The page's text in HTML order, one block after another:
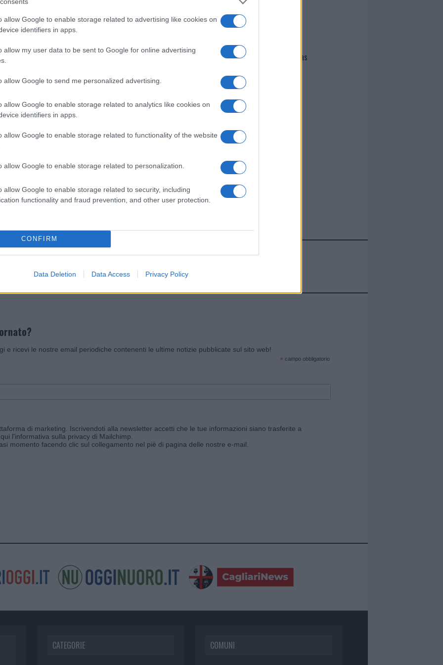
allow Google to enable storage related to advertising like cookies on
identifiers in apps.
allow my user data to be sent to Google for online advertising
allow Google to send me personalized advertising.
allow Google to enable storage related to analytics like cookies on
identifiers in apps.
allow Google to enable storage related to functionality of the website
allow Google to enable storage related to personalization.
allow Google to enable storage related to security, including
functionality and fraud prevention, and other user protection.
CONFIRM
Data Deletion Data Access Privacy Policy
nella sezione
Notizie Gallura
Prossimo articolo
I nostri cari
Giovannimaria Cabras
e ricevi le nostre email periodiche contenenti le ultime notizie pubblicate sul sito web!
* campo obbligatorio
di marketing. Iscrivendoti alla newsletter accetti che le tue informazioni siano trasferite a
l'informativa sulla privacy di Mailchimp
momento facendo clic sul collegamento nel piè di pagina delle nostre e-mail.
CATEGORIE COMUNI